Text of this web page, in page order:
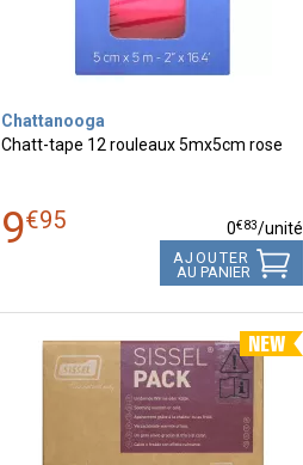
Chattanooga
Chatt-tape 12 rouleaux 5mx5cm rose
9€95 0€83/unité
AJOUTER
AU PANIER